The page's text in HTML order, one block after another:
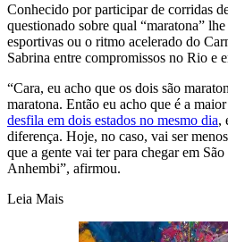
Conhecido por participar de corridas
questionado sobre qual “maratona”
esportivas ou o ritmo acelerado do
Sabrina entre compromissos no Rio e
“Cara, eu acho que os dois são
maratona. Então eu acho que é a
desfila em dois estados no mesmo dia,
diferença. Hoje, no caso, vai ser
que a gente vai ter para chegar em
Anhembi”, afirmou.
Leia Mais